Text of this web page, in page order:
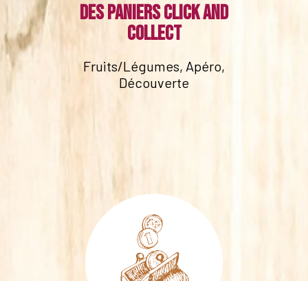
Des paniers click and
collect
Fruits/Légumes, Apéro,
Découverte